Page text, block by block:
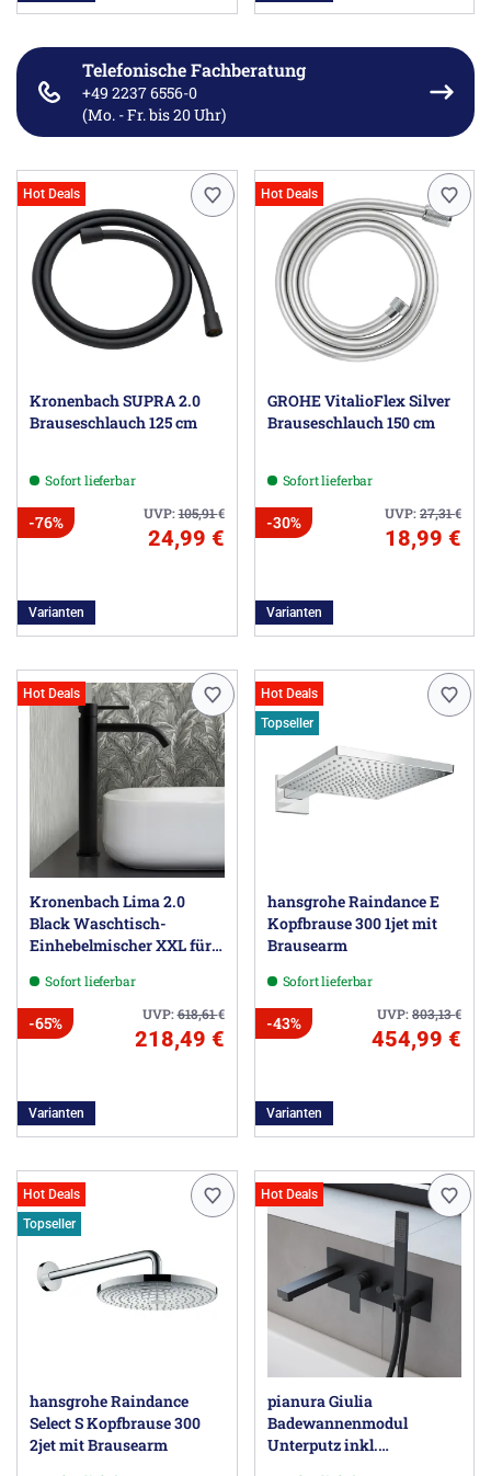
Telefonische Fachberatung
+49 2237 6556-0
(Mo. - Fr. bis 20 Uhr)
Hot Deals
Kronenbach SUPRA 2.0
Brauseschlauch 125 cm
Sofort lieferbar
UVP:105,91€
-76%
24,99 €
Varianten
Hot Deals
GROHE VitalioFlex Silver
Brauseschlauch 150 cm
Sofort lieferbar
UVP:27,31€
-30%
18,99 €
Varianten
Hot Deals
Kronenbach Lima 2.0
Black Waschtisch-
Einhebelmischer XXL für
Sofort lieferbar
UVP:618,61€
-65%
218,49 €
Varianten
Hot Deals
Topseller
hansgrohe Raindance E
Kopfbrause 300 1jet mit
Brausearm
Sofort lieferbar
UVP:803,13€
-43%
454,99 €
Varianten
Hot Deals
Topseller
hansgrohe Raindance
Select S Kopfbrause 300
2jet mit Brausearm
Hot Deals
pianura Giulia
Badewannenmodul
Unterputz inkl.